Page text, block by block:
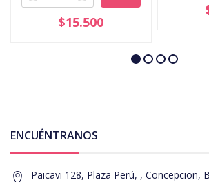
$15.500
ENCUÉNTRANOS
Paicavi 128, Plaza Perú, , Concepcion,